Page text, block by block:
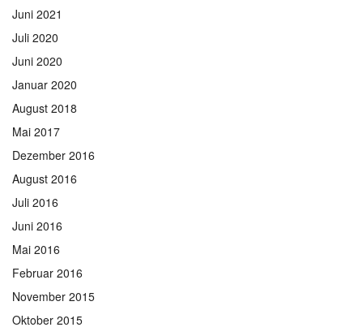
Juni 2021
Juli 2020
Juni 2020
Januar 2020
August 2018
Mai 2017
Dezember 2016
August 2016
Juli 2016
Juni 2016
Mai 2016
Februar 2016
November 2015
Oktober 2015